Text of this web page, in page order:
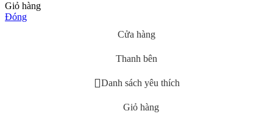
Giỏ hàng
Đóng
Cửa hàng
Thanh bên
Danh sách yêu thích
Giỏ hàng